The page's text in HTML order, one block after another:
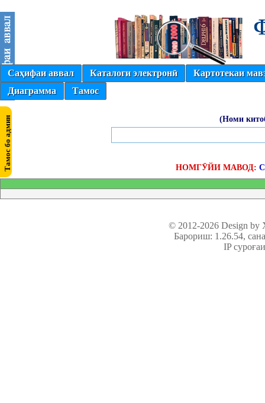
Саҳифаи аввал Каталоги электронӣ
Картотекаи
Диаграмма
Тамос
(Номи
НОМГӮЙИ МАВОД:
© 2012-2026 Design
Барориш: 1.26.54,
IP